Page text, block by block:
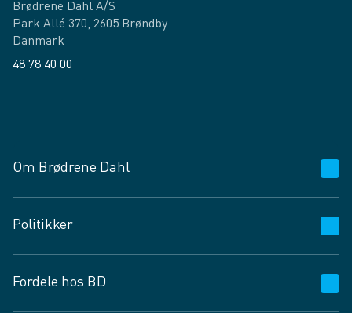
Brødrene Dahl A/S
Park Allé 370, 2605 Brøndby
Danmark
48 78 40 00
Om Brødrene Dahl
Vagttelefon 30 10 89 89
Spørgsmål og svar
Job og karriere
Politikker
Privatlivspolitik
Fordele hos BD